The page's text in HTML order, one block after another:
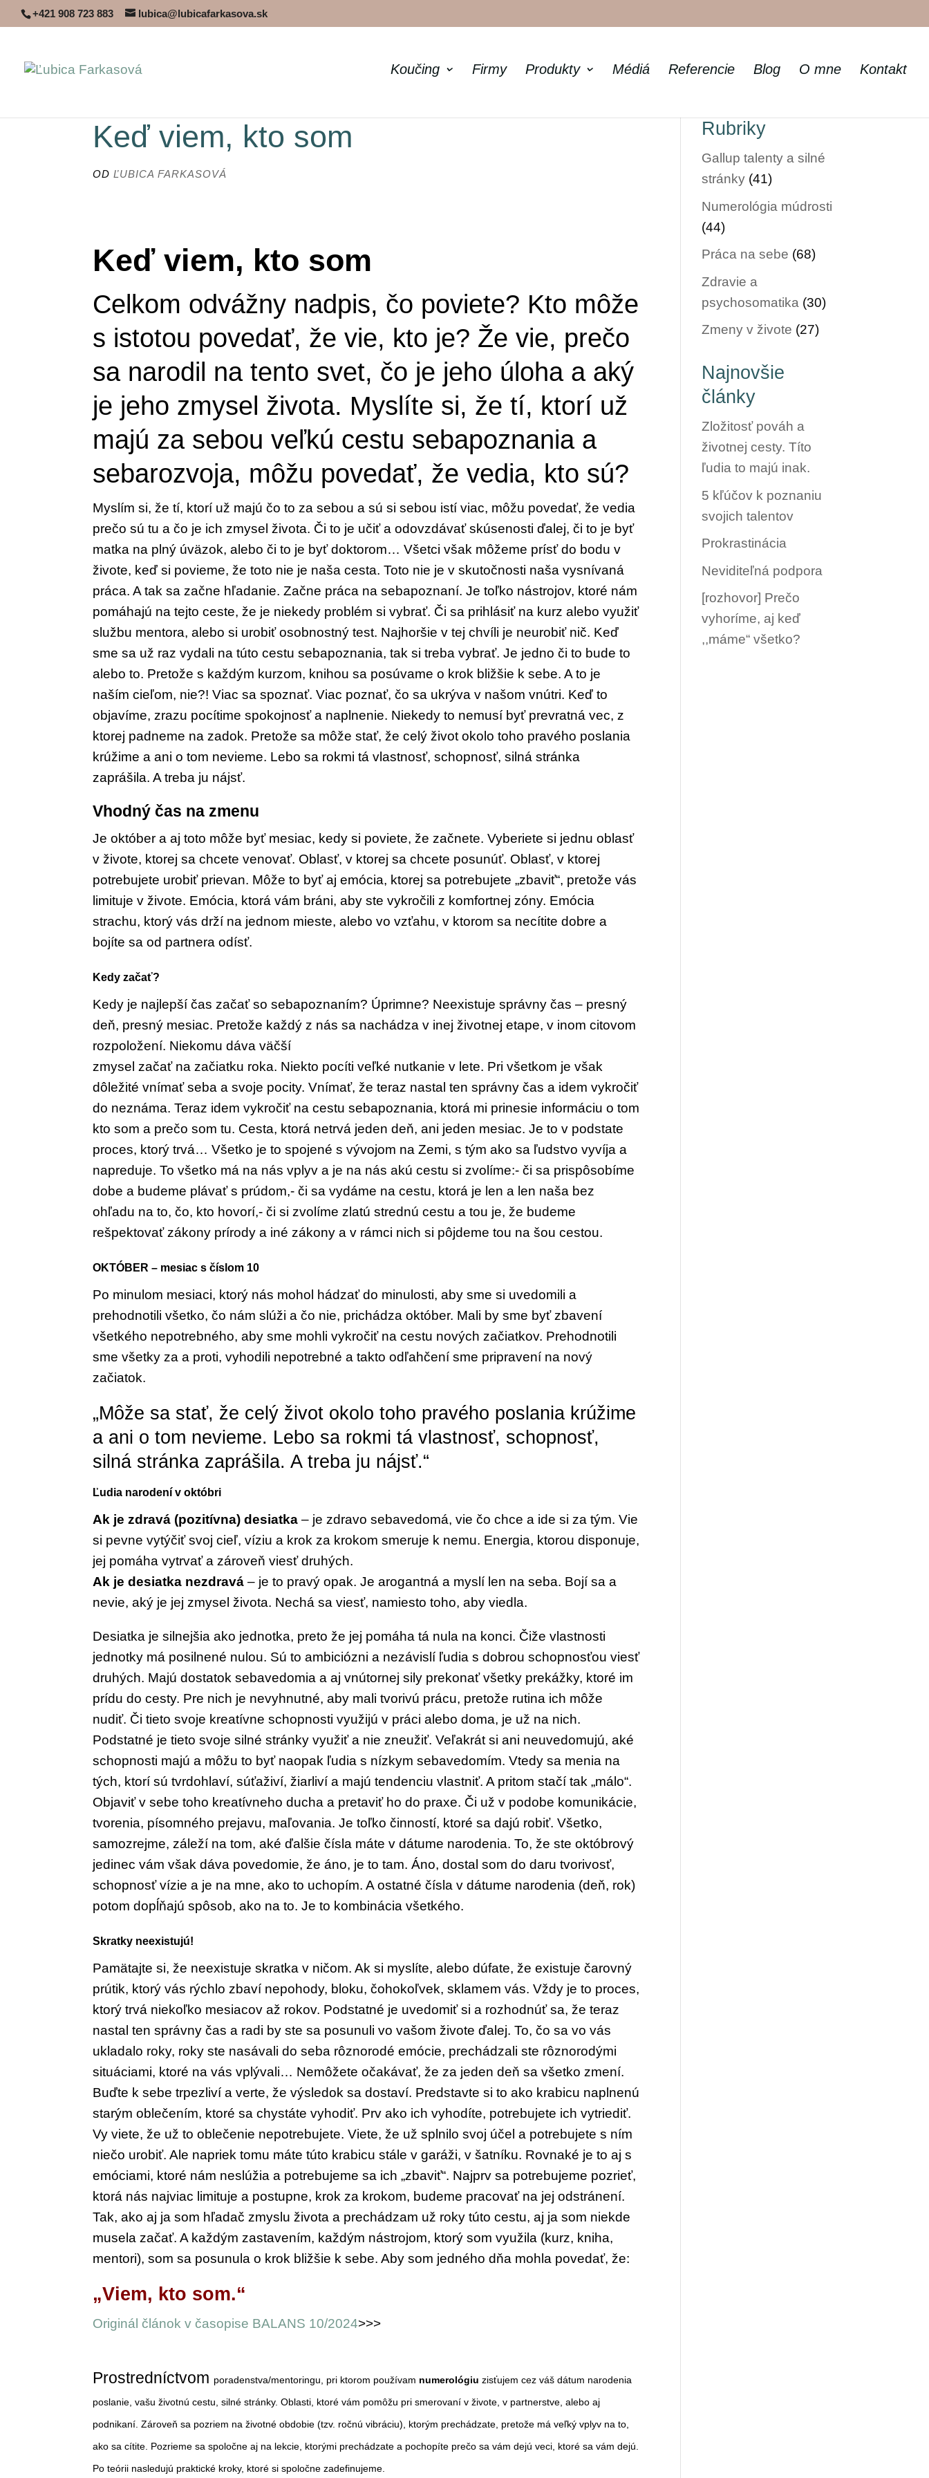
+421 908 723 883 lubica@lubicafarkasova.sk
Koučing Firmy Produkty Médiá Referencie Blog O mne Kontakt
Keď viem, kto som
ODĽUBICA FARKASOVÁ
Keď viem, kto som
Celkom odvážny nadpis, čo poviete? Kto môže
s istotou povedať, že vie, kto je? Že vie, prečo
sa narodil na tento svet, čo je jeho úloha a aký
je jeho zmysel života. Myslíte si, že tí, ktorí už
majú za sebou veľkú cestu sebapoznania a
sebarozvoja, môžu povedať, že vedia, kto sú?
Myslím si, že tí, ktorí už majú čo to zasebou a sú si sebou istí viac, môžu povedať, že vedia
prečo sú tu a čo je ich zmysel života. Či to je učiť a odovzdávaťskúsenosti ďalej, či to je byť
matka na plný úväzok, alebo či to je byť doktorom… Všetcivšak môžeme prísť do bodu v
živote, keď si povieme, že toto nie je naša cesta. Toto nie je v skutočnosti naša vysnívaná
práca. A taksa začne hľadanie. Začne práca na sebapoznaní. Je toľko nástrojov, ktoré nám
pomáhajú na tejto ceste, že je niekedy problém sivybrať. Či sa prihlásiť na kurz alebo využiť
službu mentora, alebo si urobiť osobnostný test. Najhoršie v tej chvíli je neurobiť nič. Keď
sme sa už raz vydali na túto cestu sebapoznania, tak si treba vybrať. Je jedno či to bude to
alebo to. Pretože s každým kurzom, knihou sa posúvame o krok bližšie k sebe.A to je
naším cieľom, nie?! Viac sa spoznať.Viac poznať, čo sa ukrýva v našom vnútri. Keď to
objavíme, zrazu pocítime spokojnosťa naplnenie. Niekedy to nemusí byť prevratná vec, z
ktorej padneme na zadok. Pretožesa môže stať, že celý život okolo toho pravého poslania
krúžime a ani o tom nevieme. Lebosa rokmi tá vlastnosť, schopnosť, silná stránka
zaprášila. A treba ju nájsť.
Vhodný čas na zmenu
Je október a aj toto môže byť mesiac, kedy si poviete, že začnete. Vyberiete si jednu oblasť
v živote, ktorej sa chcetevenovať. Oblasť, v ktorej sa chcete posunúť. Oblasť, v ktorej
potrebujete urobiť prievan. Môže to byť aj emócia, ktorej sa potrebujete „zbaviť“, pretože vás
limitujev živote. Emócia, ktorá vám bráni, abyste vykročili z komfortnej zóny. Emócia
strachu, ktorý vás drží na jednom mieste, alebo vo vzťahu, v ktorom sa necítitedobre a
bojíte sa od partnera odísť.
Kedy začať?
Kedy je najlepší čas začať so sebapoznaním? Úprimne? Neexistuje správny čas – presný
deň, presný mesiac. Pretože každý z nássa nachádza v inej životnej etape, v inomcitovom
rozpoložení. Niekomu dáva väčší
zmysel začať na začiatku roka. Niekto pocíti veľké nutkanie v lete. Pri všetkom je však
dôležité vnímať seba a svoje pocity. Vnímať, že teraz nastal tensprávny čas a idem vykročiť
do neznáma. Teraz idem vykročiť na cestu sebapoznania, ktorá mi prinesie informáciu o tom
kto soma prečo som tu. Cesta, ktorá netrvá jedendeň, ani jeden mesiac.Je to v podstate
proces, ktorý trvá… Všetko je tospojené s vývojom na Zemi,s tým ako sa ľudstvo vyvíja a
napreduje. To všetko má na nás vplyva je na nás akú cestu si zvolíme:- či sa prispôsobíme
dobe a budeme plávaťs prúdom,- či sa vydáme na cestu, ktorá je len a len naša bez
ohľadu na to, čo, kto hovorí,- či si zvolíme zlatú strednú cestu a tou je, že budeme
rešpektovať zákony prírody a inézákony a v rámci nich si pôjdeme tou našou cestou.
OKTÓBER – mesiac s číslom 10
Po minulom mesiaci, ktorý nás mohol hádzať do minulosti, aby sme si uvedomilia
prehodnotili všetko, čo nám slúži a čo nie, prichádza október. Mali by sme byť zbavení
všetkého nepotrebného, aby sme mohli vykročiť na cestu nových začiatkov. Prehodnotili
sme všetky za a proti, vyhodili nepotrebné a takto odľahčení sme pripravení na nový
začiatok.
„Môže sa stať, že celý život okolo toho pravého poslania krúžime
a ani o tom nevieme. Lebo sa rokmi tá vlastnosť, schopnosť,
silná stránka zaprášila. A treba ju nájsť.“
Ľudia narodení v októbri
Ak je zdravá (pozitívna) desiatka – je zdravosebavedomá, vie čo chce a ide si za tým. Vie
si pevne vytýčiť svoj cieľ, víziu a krok za krokomsmeruje k nemu. Energia, ktorou disponuje,
jej pomáha vytrvať a zároveň viesť druhých.
Ak je desiatka nezdravá – je to pravý opak.Je arogantná a myslí len na seba. Bojí saa
nevie, aký je jej zmysel života. Nechá saviesť, namiesto toho, aby viedla.
Desiatka je silnejšia ako jednotka, pretože jej pomáha tá nula na konci. Čiže vlastnosti
jednotky má posilnené nulou. Súto ambiciózni a nezávislí ľudia s dobrouschopnosťou viesť
druhých. Majú dostatoksebavedomia a aj vnútornej sily prekonaťvšetky prekážky, ktoré im
prídu do cesty. Pre nich je nevyhnutné, aby mali tvorivú prácu, pretože rutina ich môže
nudiť. Či tieto svoje kreatívneschopnosti využijú v práci alebo doma, je už na nich.
Podstatné je tietosvoje silné stránky využiť a nie zneužiť. Veľakrát si ani neuvedomujú, aké
schopnosti majú a môžu to byť naopak ľudia s nízkymsebavedomím. Vtedy sa menia na
tých, ktorí sútvrdohlaví, súťaživí, žiarliví a majú tendenciu vlastniť.A pritom stačí tak „málo“.
Objaviťv sebe toho kreatívneho ducha a pretaviť ho do praxe. Či už v podobe komunikácie,
tvorenia, písomného prejavu, maľovania.Je toľko činností, ktoré sa dajú robiť. Všetko,
samozrejme, záleží na tom, aké ďalšiečísla máte v dátume narodenia. To, že steoktóbrový
jedinec vám však dáva povedomie, že áno, je to tam. Áno, dostal somdo daru tvorivosť,
schopnosť vízie a je na mne, ako to uchopím. A ostatné čísla v dátume narodenia (deň, rok)
potom dopĺňajú spôsob, ako na to. Je to kombinácia všetkého.
Skratky neexistujú!
Pamätajte si, že neexistuje skratka v ničom. Ak si myslíte, alebo dúfate, že existuje čarovný
prútik, ktorý vás rýchlo zbaví nepohody, bloku, čohokoľvek, sklamemvás. Vždy je to proces,
ktorý trvá niekoľko mesiacov až rokov. Podstatné je uvedomiť si a rozhodnúť sa, že teraz
nastal tensprávny čas a radi by ste sa posunuli vo vašom živote ďalej. To, čo sa vo vás
ukladalo roky, roky ste nasávali do seba rôznorodéemócie, prechádzali ste rôznorodými
situáciami, ktoré na vás vplývali… Nemôžeteočakávať, že za jeden deň sa všetko zmení.
Buďte k sebe trpezliví a verte, že výsledok sa dostaví. Predstavte si to ako krabicu naplnenú
starým oblečením, ktoré sa chystáte vyhodiť. Prv ako ich vyhodíte, potrebujete ich vytriediť.
Vy viete, že už to ob lečenie nepotrebujete. Viete, že už splnilosvoj účel a potrebujete s ním
niečo urobiť.Ale napriek tomu máte túto krabicu stálev garáži, v šatníku. Rovnaké je to aj s
emóciami, ktoré nám neslúžia a potrebujemesa ich „zbaviť“. Najprv sa potrebujeme pozrieť,
ktorá nás najviac limituje a postupne, krok za krokom, budeme pracovať na jej odstránení.
Tak, ako aj ja som hľadač zmyslu života a prechádzam už rokytúto cestu, aj ja som niekde
musela začať.A každým zastavením, každým nástrojom, ktorý som využila (kurz, kniha,
mentori),som sa posunula o krok bližšie k sebe.Aby som jedného dňa mohla povedať, že:
„Viem, kto som.“
Originál článok v časopise BALANS 10/2024>>>
Prostredníctvom poradenstva/mentoringu, pri ktorom používam numerológiuzisťujem cez váš dátum narodenia
poslanie, vašu životnú cestu, silné stránky. Oblasti, ktoré vám pomôžu pri smerovaní v živote, v partnerstve, alebo aj
podnikaní. Zároveň sa pozriem na životné obdobie (tzv. ročnú vibráciu), ktorým prechádzate, pretože má veľký vplyv na to,
ako sa cítite. Pozrieme sa spoločne aj na lekcie, ktorými prechádzate a pochopíte prečo sa vám dejú veci, ktoré sa vám dejú.
Po teórii nasledujú praktické kroky, ktoré si spoločne zadefinujeme.
Rubriky
Gallup talenty a silné
stránky (41)
Numerológia múdrosti
(44)
Práca na sebe (68)
Zdravie a
psychosomatika (30)
Zmeny v živote (27)
Najnovšie
články
Zložitosť pováh a
životnej cesty. Títo
ľudia to majú inak.
5 kľúčov k poznaniu
svojich talentov
Prokrastinácia
Neviditeľná podpora
[rozhovor] Prečo
vyhoríme, aj keď
,,máme“ všetko?